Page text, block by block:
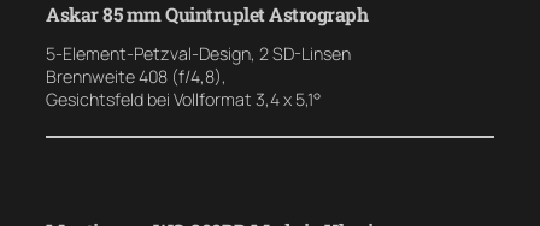
Askar 85 mm Quintruplet Astrograph
5-Element-Petzval-Design, 2 SD-Linsen
Brennweite 408 (f/4,8),
Gesichtsfeld bei Vollformat 3,4 x 5,1°